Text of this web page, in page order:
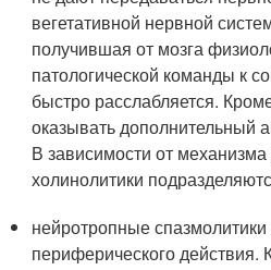
вегетативной нервной
получившая от мозга
патологической команды к
быстро расслабляется.
оказывать дополнительный
В зависимости от
холинолитики
нейротропные спазмолитики
периферического действия.